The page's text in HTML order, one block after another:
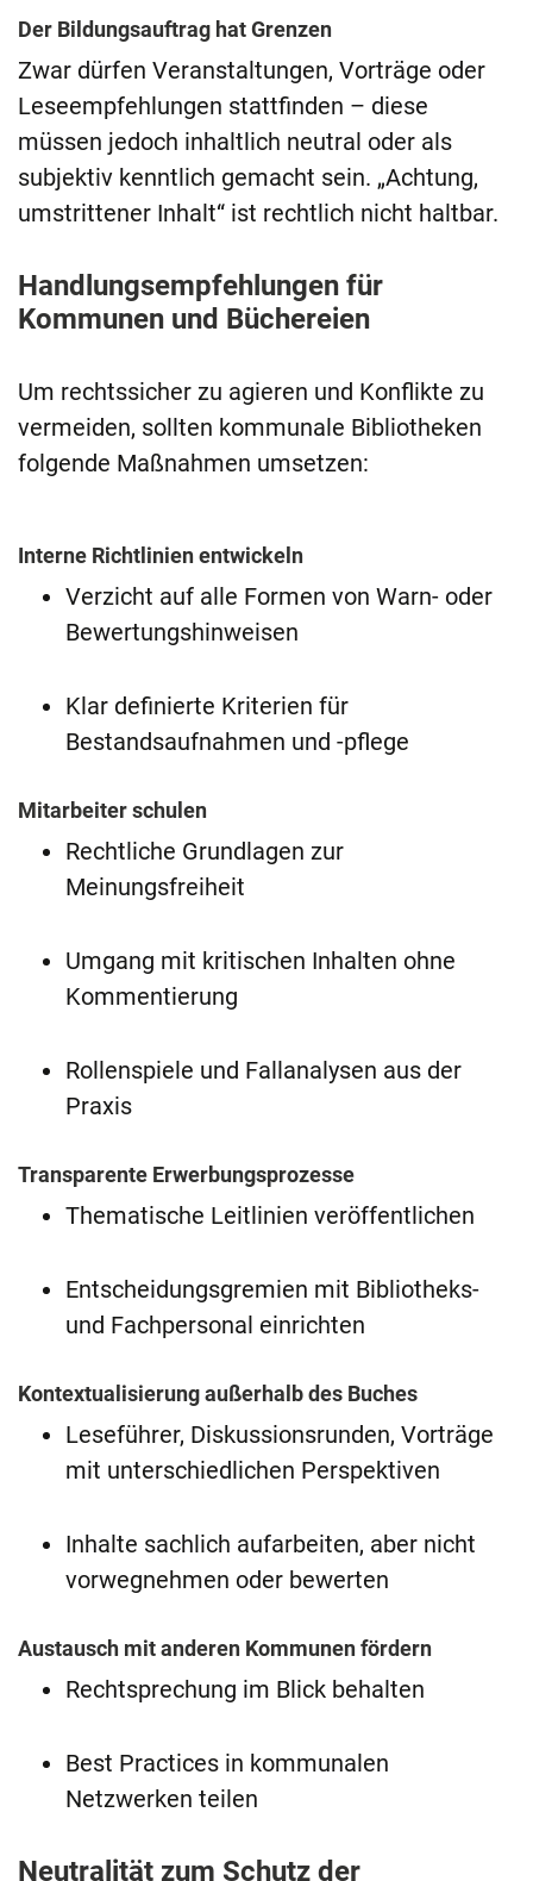
Der Bildungsauftrag hat Grenzen
Zwar dürfen Veranstaltungen, Vorträge oder
Leseempfehlungen stattfinden – diese
müssen jedoch inhaltlich neutral oder als
subjektiv kenntlich gemacht sein. „Achtung,
umstrittener Inhalt“ ist rechtlich nicht haltbar.
Handlungsempfehlungen für
Kommunen und Büchereien
Um rechtssicher zu agieren und Konflikte zu
vermeiden, sollten kommunale Bibliotheken
folgende Maßnahmen umsetzen:
Interne Richtlinien entwickeln
Verzicht auf alle Formen von Warn- oder
Bewertungshinweisen
Klar definierte Kriterien für
Bestandsaufnahmen und -pflege
Mitarbeiter schulen
Rechtliche Grundlagen zur
Meinungsfreiheit
Umgang mit kritischen Inhalten ohne
Kommentierung
Rollenspiele und Fallanalysen aus der
Praxis
Transparente Erwerbungsprozesse
Thematische Leitlinien veröffentlichen
Entscheidungsgremien mit Bibliotheks-
und Fachpersonal einrichten
Kontextualisierung außerhalb des Buches
Leseführer, Diskussionsrunden, Vorträge
mit unterschiedlichen Perspektiven
Inhalte sachlich aufarbeiten, aber nicht
vorwegnehmen oder bewerten
Austausch mit anderen Kommunen fördern
Rechtsprechung im Blick behalten
Best Practices in kommunalen
Netzwerken teilen
Neutralität zum Schutz der